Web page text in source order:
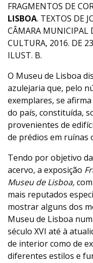
FRAGMENTOS DE
LISBOA. TEXTOS DE
CÂMARA MUNICIPAL
CULTURA, 2016. DE
ILUST. B.
O Museu de Lisboa
azulejaria que, pelo
exemplares, se
do país, constituída,
provenientes de
de prédios em ruínas
Tendo por objetivo
acervo, a exposição
Museu de Lisboa,
mais reputados
mostrar alguns dos
Museu de Lisboa
século XVI até à
de interior como de
diferentes estilos e